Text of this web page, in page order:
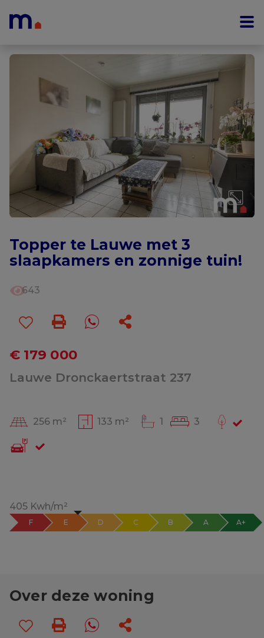
Topper te Lauwe met 3
slaapkamers en zonnige tuin!
643
€ 179 000
Lauwe Dronckaertstraat 237
256 m² 133 m² 1 3
405 Kwh/m²
F E D C B A A+
Over deze woning